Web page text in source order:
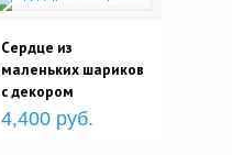
Сердце из
маленьких шариков
с декором
4,400 руб.